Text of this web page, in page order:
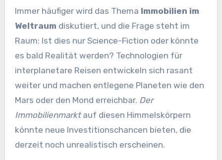
Immer häufiger wird das Thema Immobilien im
Weltraum diskutiert, und die Frage steht im
Raum: Ist dies nur Science-Fiction oder könnte
es bald Realität werden? Technologien für
interplanetare Reisen entwickeln sich rasant
weiter und machen entlegene Planeten wie den
Mars oder den Mond erreichbar. Der
Immobilienmarktauf diesen Himmelskörpern
könnte neue Investitionschancen bieten, die
derzeit noch unrealistisch erscheinen.